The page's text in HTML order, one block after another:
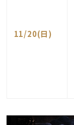
11/20(日)